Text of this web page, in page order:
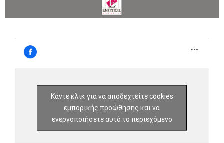
Κάντε κλικ για να αποδεχτείτε cookies
εμπορικής προώθησης και να
ενεργοποιήσετε αυτό το περιεχόμενο